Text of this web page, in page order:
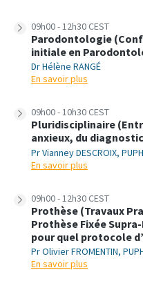
09h00 - 12h30 CEST
Parodontologie
initiale en
Dr Hélène RANGÉ
En savoir plus
09h00 - 10h30 CEST
Pluridisciplinaire
anxieux, du
Pr Vianney DESCROIX, PUPH
En savoir plus
09h00 - 12h30 CEST
Prothèse (Travaux
Prothèse Fixée
pour quel protocole
Pr Olivier FROMENTIN,
En savoir plus